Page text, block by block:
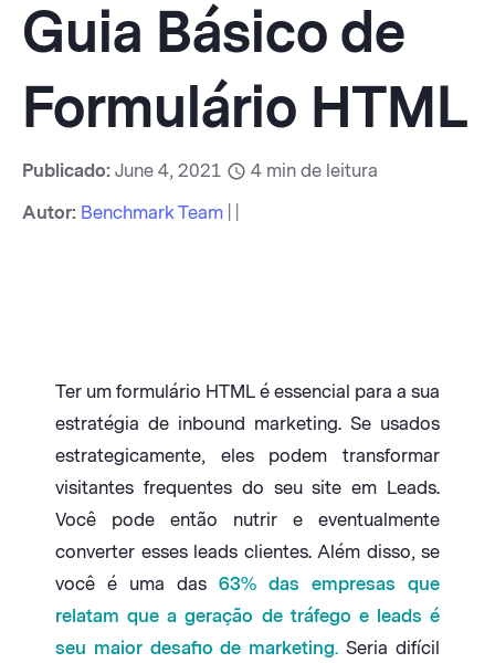
Guia Básico de
Formulário HTML
Publicado: June 4, 2021 4 min de leitura
Autor: Benchmark Team
Ter um formulário HTML é essencial para a sua
estratégia de inbound marketing. Se usados
estrategicamente, eles podem transformar
visitantes frequentes do seu site em Leads.
Você pode então nutrir e eventualmente
converter esses leads clientes. Além disso, se
você é uma das 63% das empresas que
relatam que a geração de tráfego e leads é
seu maior desafio de marketing. Seria difícil